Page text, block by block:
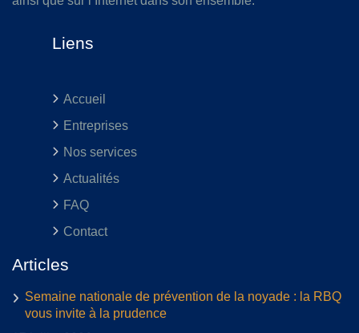
Liens
Accueil
Entreprises
Nos services
Actualités
FAQ
Contact
Articles
Semaine nationale de prévention de la noyade : la RBQ
vous invite à la prudence